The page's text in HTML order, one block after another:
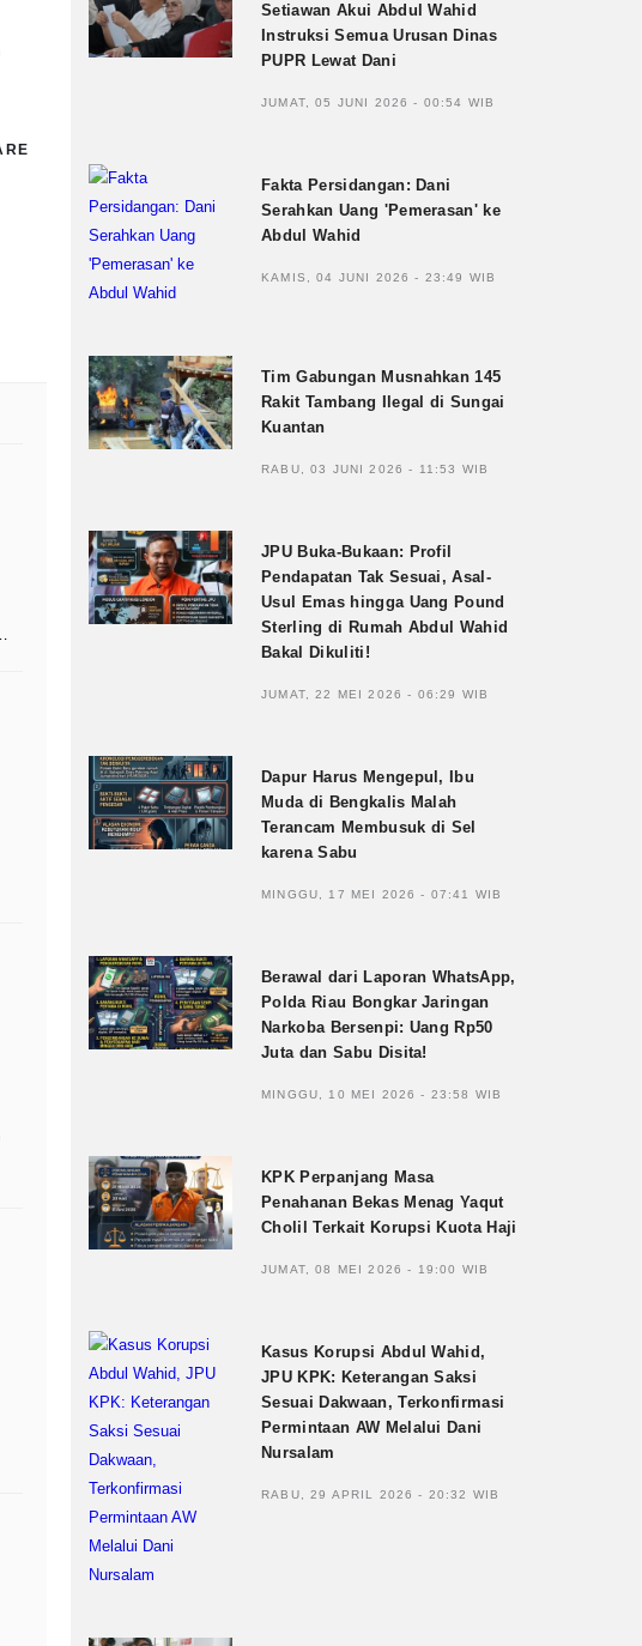
Setiawan Akui Abdul Wahid
Instruksi Semua Urusan Dinas
PUPR Lewat Dani
JUMAT, 05 JUNI 2026 - 00:54 WIB
Fakta Persidangan: Dani
Serahkan Uang 'Pemerasan' ke
Abdul Wahid
KAMIS, 04 JUNI 2026 - 23:49 WIB
Tim Gabungan Musnahkan 145
Rakit Tambang Ilegal di Sungai
Kuantan
RABU, 03 JUNI 2026 - 11:53 WIB
JPU Buka-Bukaan: Profil
Pendapatan Tak Sesuai, Asal-
Usul Emas hingga Uang Pound
Sterling di Rumah Abdul Wahid
Bakal Dikuliti!
JUMAT, 22 MEI 2026 - 06:29 WIB
Dapur Harus Mengepul, Ibu
Muda di Bengkalis Malah
Terancam Membusuk di Sel
karena Sabu
MINGGU, 17 MEI 2026 - 07:41 WIB
Berawal dari Laporan WhatsApp,
Polda Riau Bongkar Jaringan
Narkoba Bersenpi: Uang Rp50
Juta dan Sabu Disita!
MINGGU, 10 MEI 2026 - 23:58 WIB
KPK Perpanjang Masa
Penahanan Bekas Menag Yaqut
Cholil Terkait Korupsi Kuota Haji
JUMAT, 08 MEI 2026 - 19:00 WIB
Kasus Korupsi Abdul Wahid,
JPU KPK: Keterangan Saksi
Sesuai Dakwaan, Terkonfirmasi
Permintaan AW Melalui Dani
Nursalam
RABU, 29 APRIL 2026 - 20:32 WIB